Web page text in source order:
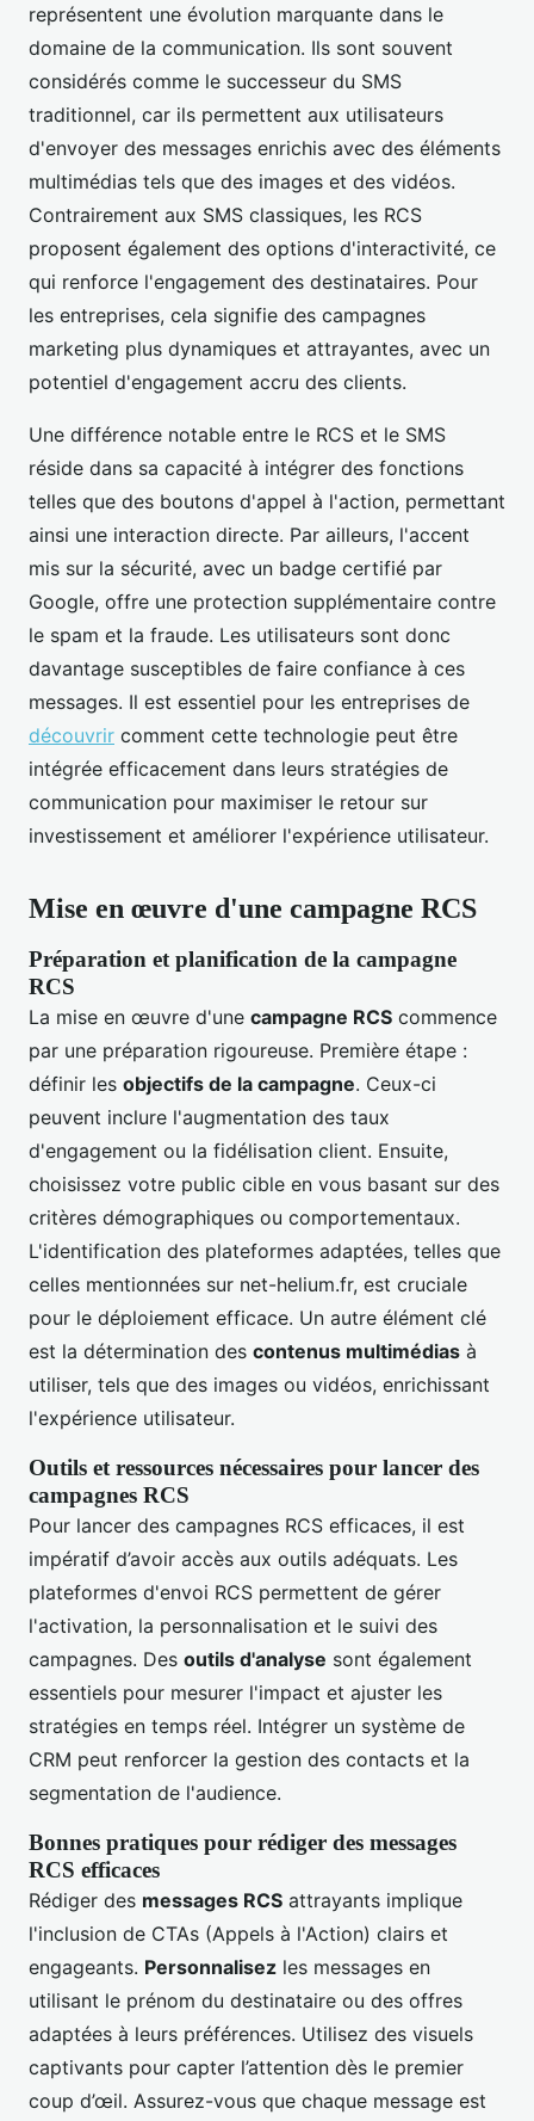
représentent une évolution marquante dans le
domaine de la communication. Ils sont souvent
considérés comme le successeur du SMS
traditionnel, car ils permettent aux utilisateurs
d'envoyer des messages enrichis avec des éléments
multimédias tels que des images et des vidéos.
Contrairement aux SMS classiques, les RCS
proposent également des options d'interactivité, ce
qui renforce l'engagement des destinataires. Pour
les entreprises, cela signifie des campagnes
marketing plus dynamiques et attrayantes, avec un
potentiel d'engagement accru des clients.
Une différence notable entre le RCS et le SMS
réside dans sa capacité à intégrer des fonctions
telles que des boutons d'appel à l'action, permettant
ainsi une interaction directe. Par ailleurs, l'accent
mis sur la sécurité, avec un badge certifié par
Google, offre une protection supplémentaire contre
le spam et la fraude. Les utilisateurs sont donc
davantage susceptibles de faire confiance à ces
messages. Il est essentiel pour les entreprises de
découvrir comment cette technologie peut être
intégrée efficacement dans leurs stratégies de
communication pour maximiser le retour sur
investissement et améliorer l'expérience utilisateur.
Mise en œuvre d'une campagne RCS
Préparation et planification de la campagne
RCS
La mise en œuvre d'une campagne RCS commence
par une préparation rigoureuse. Première étape :
définir les objectifs de la campagne. Ceux-ci
peuvent inclure l'augmentation des taux
d'engagement ou la fidélisation client. Ensuite,
choisissez votre public cible en vous basant sur des
critères démographiques ou comportementaux.
L'identification des plateformes adaptées, telles que
celles mentionnées sur net-helium.fr, est cruciale
pour le déploiement efficace. Un autre élément clé
est la détermination des contenus multimédias à
utiliser, tels que des images ou vidéos, enrichissant
l'expérience utilisateur.
Outils et ressources nécessaires pour lancer des
campagnes RCS
Pour lancer des campagnes RCS efficaces, il est
impératif d’avoir accès aux outils adéquats. Les
plateformes d'envoi RCS permettent de gérer
l'activation, la personnalisation et le suivi des
campagnes. Des outils d'analyse sont également
essentiels pour mesurer l'impact et ajuster les
stratégies en temps réel. Intégrer un système de
CRM peut renforcer la gestion des contacts et la
segmentation de l'audience.
Bonnes pratiques pour rédiger des messages
RCS efficaces
Rédiger des messages RCS attrayants implique
l'inclusion de CTAs (Appels à l'Action) clairs et
engageants. Personnalisez les messages en
utilisant le prénom du destinataire ou des offres
adaptées à leurs préférences. Utilisez des visuels
captivants pour capter l’attention dès le premier
coup d’œil. Assurez-vous que chaque message est